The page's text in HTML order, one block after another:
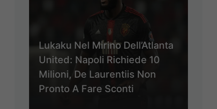
Lukaku Nel Mirino Dell’Atlanta
United: Napoli Richiede 10
Milioni, De Laurentiis Non
Pronto A Fare Sconti